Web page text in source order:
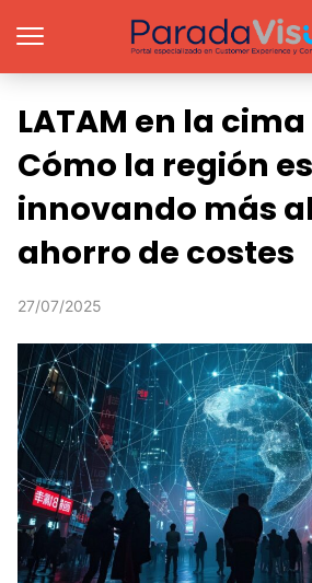
LATAM en la
Cómo la región
innovando más
ahorro de costes
27/07/2025